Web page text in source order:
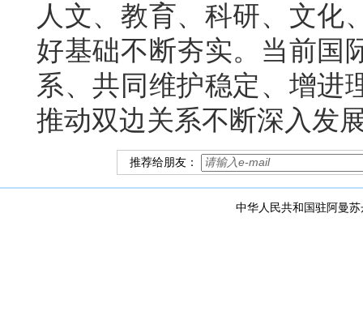
人文、教育、科研、文化
好基础不断夯实。当前国
系、共同维护稳定、增进
推动双边关系不断深入发
推荐给朋友：
中华人民共和国驻阿曼